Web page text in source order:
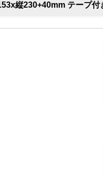
縦230+40mm テープ